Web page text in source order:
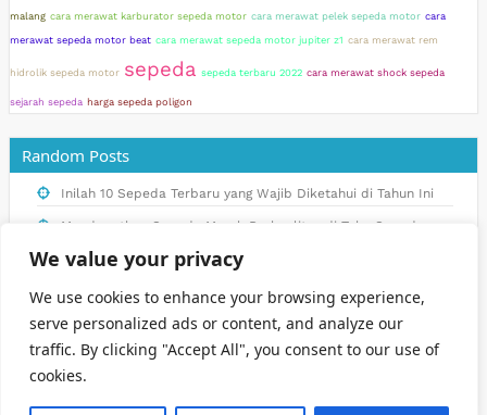
We value your privacy
We use cookies to enhance your browsing experience,
serve personalized ads or content, and analyze our
traffic. By clicking "Accept All", you consent to our use of
cookies.
malang cara merawat karburator sepeda motor cara merawat pelek sepeda motor cara
merawat sepeda motor beat cara merawat sepeda motor jupiter z1 cara merawat rem
hidrolik sepeda motor sepeda sepeda terbaru 2022 cara merawat shock sepeda
sejarah sepeda harga sepeda poligon
Random Posts
Inilah 10 Sepeda Terbaru yang Wajib Diketahui di Tahun Ini
Mendapatkan Sepeda Murah Berkualitas di Toko Sepeda
Terpercaya
Tubuh
Tips Memilih Sepeda Dewasa yang Sesuai dengan Kebutuhan
Cara Mencari Sepeda Dewasa Murah dengan Kualitas Terbaik